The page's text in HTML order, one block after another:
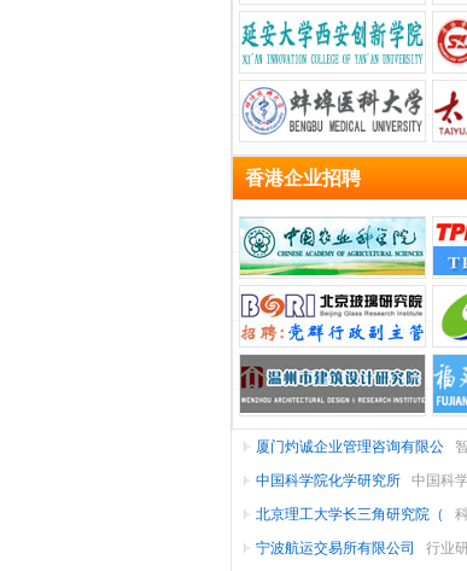
香港企业招聘
等
教
育
科
研/
院
所
训/
指
导
教
育
计
算
机
软
件/
硬
件
计
算
机
系
统/
维
修
服
务
通
信
(设
备/
运
营/
增
值
服
务)
互
联
网/
电
子
商
务
网
络
游
戏
电
子
技
术/
半
导
体/
集
成
电
路
仪
器
仪
表/
工
业
自
动
化
会
计/
审
计
金
融
(投
资/
证
券
金
融
(银
行/
保
险)
贸
易/
进
出
口
批
发/
零
售
快
速
消
费
服
装/
纺
家
具/
办
厦门灼诚企业管理咨询有限公
传感器芯片
中国科学院化学研究所
中国科
北京理工大学长三角研究院（
宁波航运交易所有限公司
行业